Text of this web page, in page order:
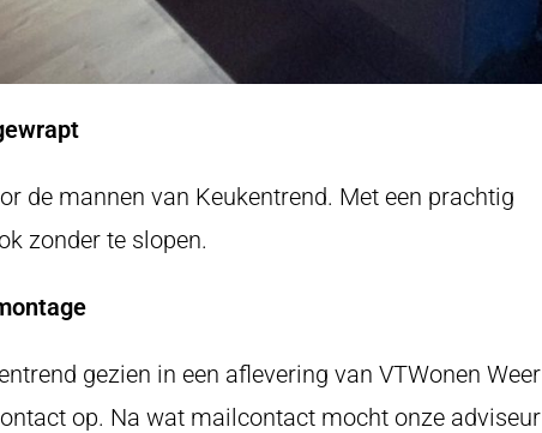
de mannen van Keukentrend. Met een prachtig
zonder te slopen.
gezien in een aflevering van VTWonen Weer
op. Na wat mailcontact mocht onze adviseur